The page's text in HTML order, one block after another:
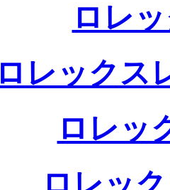
ロレ
ロレックス
ロレッ